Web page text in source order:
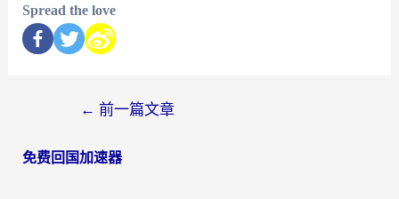
Spread the love
← 前一篇文章
免费回国加速器